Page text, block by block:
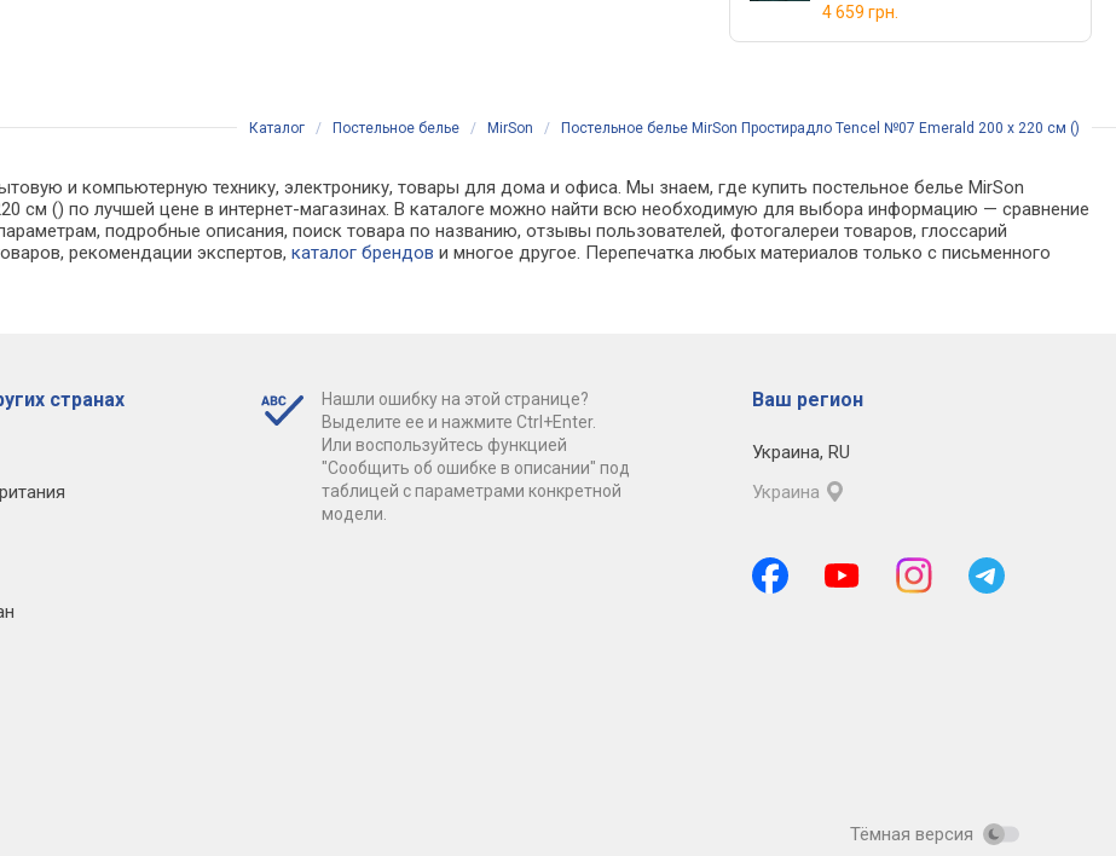
4 659 грн.
Каталог / Постельное белье / MirSon / Постельное белье MirSon Простирадло Tencel №07 Emerald 200 х 220 см ()
и компьютерную технику, электронику, товары для дома и офиса. Мы знаем, где купить постельное белье MirSon
см () по лучшей цене в интернет-магазинах. В каталоге можно найти всю необходимую для выбора информацию — сравнение
подробные описания, поиск товара по названию, отзывы пользователей, фотогалереи товаров, глоссарий
рекомендации экспертов,каталог брендов и многое другое. Перепечатка любых материалов только с письменного
странах
Нашли ошибку на этой странице?
Выделите ее и нажмите Ctrl+Enter.
Или воспользуйтесь функцией
"Сообщить об ошибке в описании" под
таблицей с параметрами конкретной
модели.
Ваш регион
Украина, RU
Украина
Тёмная версия